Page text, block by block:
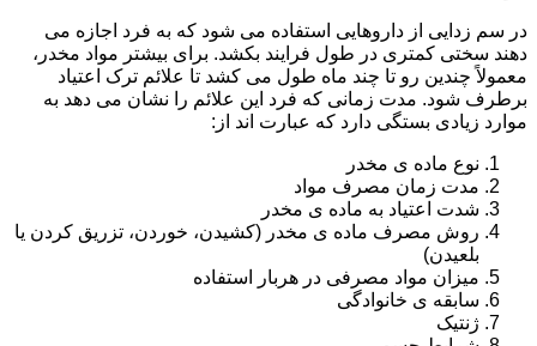
در سم زدایی از داروهایی استفاده می شود که به فرد اجازه می
دهند سختی کمتری در طول فرایند بکشد. برای بیشتر مواد مخدر،
معمولاً چندین رو تا چند ماه طول می کشد تا علائم ترک اعتیاد
برطرف شود. مدت زمانی که فرد این علائم را نشان می دهد به
موارد زیادی بستگی دارد که عبارت اند از:
نوع ماده ی مخدر
مدت زمان مصرف مواد
شدت اعتیاد به ماده ی مخدر
روش مصرف ماده ی مخدر (کشیدن، خوردن، تزریق کردن یا
بلعیدن)
میزان مواد مصرفی در هربار استفاده
سابقه ی خانوادگی
ژنتیک